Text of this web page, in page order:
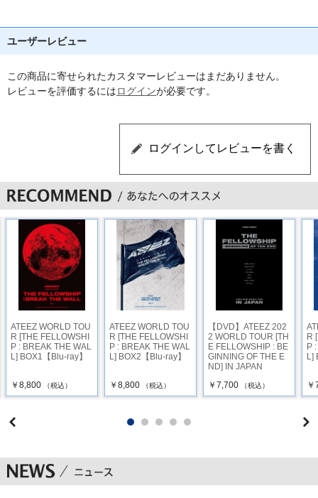
ユーザーレビュー
この商品に寄せられたカスタマーレビューはまだありません。
レビューを評価するにはログインが必要です。
ATEEZ WORLD TOU
R [THE FELLOWSHI
P : BREAK THE WAL
L] BOX1【Blu-ray】
￥8,800 （税込）
ATEEZ WORLD TOU
R [THE FELLOWSHI
P : BREAK THE WAL
L] BOX2【Blu-ray】
￥8,800 （税込）
【DVD】ATEEZ 202
2 WORLD TOUR [TH
E FELLOWSHIP : BE
GINNING OF THE E
ND] IN JAPAN
￥7,700
（税込）
R
P
L]